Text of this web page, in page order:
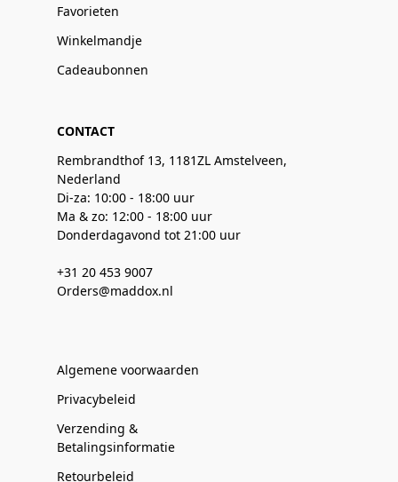
Favorieten
Winkelmandje
Cadeaubonnen
CONTACT
Rembrandthof 13, 1181ZL Amstelveen,
Nederland
Di-za: 10:00 - 18:00 uur
Ma & zo: 12:00 - 18:00 uur
Donderdagavond tot 21:00 uur
+31 20 453 9007
Orders@maddox.nl
Algemene voorwaarden
Privacybeleid
Verzending &
Betalingsinformatie
Retourbeleid